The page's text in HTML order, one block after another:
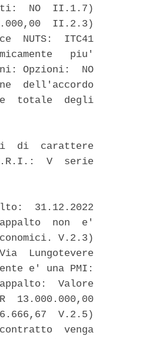
NO  II.1.7)
II.2.3)
NUTS:  ITC41
piu'
Opzioni:  NO
dell'accordo
totale  degli
di  carattere
V  serie
31.12.2022
non  e'
V.2.3)
Lungotevere
e' una PMI:
Valore
13.000.000,00
V.2.5)
venga